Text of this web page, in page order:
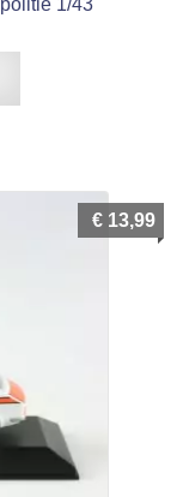
1/43
€ 13,99